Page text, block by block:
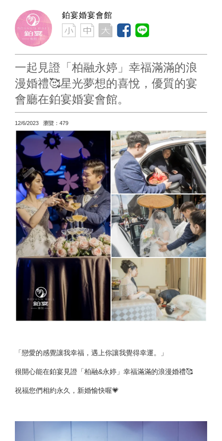
鉑宴婚宴會館
一起見證「柏融永婷」幸福滿滿的浪
漫婚禮🥰星光夢想的喜悅，優質的宴
會廳在鉑宴婚宴會館。
12/6/2023 瀏覽：479
「戀愛的感覺讓我幸福，遇上你讓我覺得幸運。」
很開心能在鉑宴見證「柏融&永婷」幸福滿滿的浪漫婚禮🥰
祝福您們相約永久，新婚愉快喔💗